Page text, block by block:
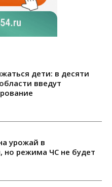
дети: в десяти
введут
урожай в
но режима ЧС не будет